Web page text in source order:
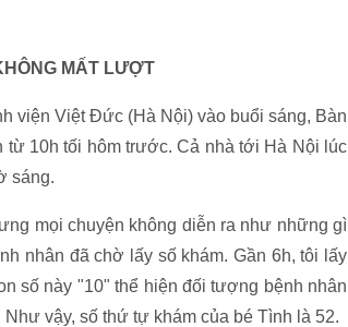
MẤT LƯỢT
viện Việt Đức (Hà Nội) vào buổi sáng, Bàn
từ 10h tối hôm trước. Cả nhà tới Hà Nội lúc
sáng.
mọi chuyện không diễn ra như những gì
nhân đã chờ lấy số khám. Gần 6h, tôi lấy
số này "10" thể hiện đối tượng bệnh nhân
vậy, số thứ tự khám của bé Tình là 52.